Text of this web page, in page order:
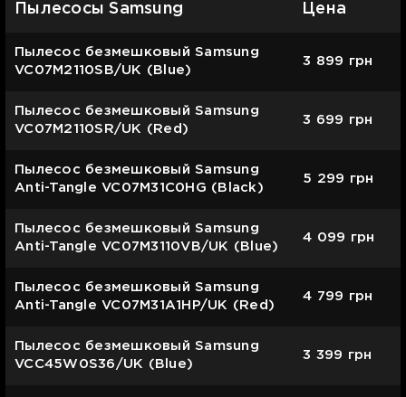
Пылесосы Samsung Цена
Пылесос безмешковый Samsung
VC07M2110SB/UK (Blue)
3 899 грн
Пылесос безмешковый Samsung
VC07M2110SR/UK (Red)
3 699 грн
Пылесос безмешковый Samsung
Anti-Tangle VC07M31C0HG (Black)
5 299 грн
Пылесос безмешковый Samsung
Anti-Tangle VC07M3110VB/UK (Blue)
4 099 грн
Пылесос безмешковый Samsung
Anti-Tangle VC07M31A1HP/UK (Red)
4 799 грн
Пылесос безмешковый Samsung
VCC45W0S36/UK (Blue)
3 399 грн